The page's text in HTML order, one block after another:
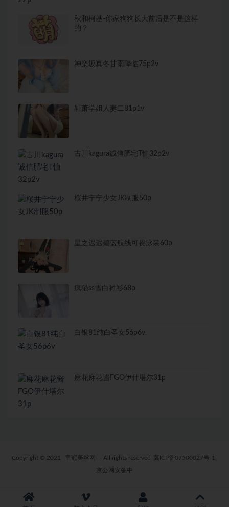
秋和柯基-你家狗狗长大前后是不是这样
的？
神楽坂真冬甘雨降临75p2v
轩萧学姐人妻二81p1v
古川kagura诚信肥宅T恤32p2v
桜井宁宁少女JK制服50p
星之迟迟碧蓝航线可畏泳装60p
疯猫ss雪白衬衫68p
白银81纯白圣女56p6v
麻花麻花酱FGO伊什塔尔31p
Copyright © 2021 皇冠美丝网 - All rights reserved
冀ICP备07500027号-1
京公网安备中